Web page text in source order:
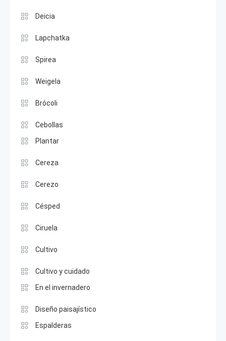
Deicia
Lapchatka
Spirea
Weigela
Brócoli
Cebollas
Plantar
Cereza
Cerezo
Césped
Ciruela
Cultivo
Cultivo y cuidado
En el invernadero
Diseño paisajístico
Espalderas